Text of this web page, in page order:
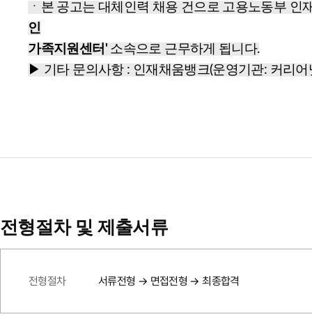
ㆍ본 공고는 대체인력 채용 건으로 고용노동부
인
가족지원센터' 소속으로 근무하게 됩니다.
▶ 기타 문의사항 : 인재채움뱅크(운영기관: 커리어
전형절차 및 제출서류
전형절차 서류전형 → 면접전형 → 최종합격